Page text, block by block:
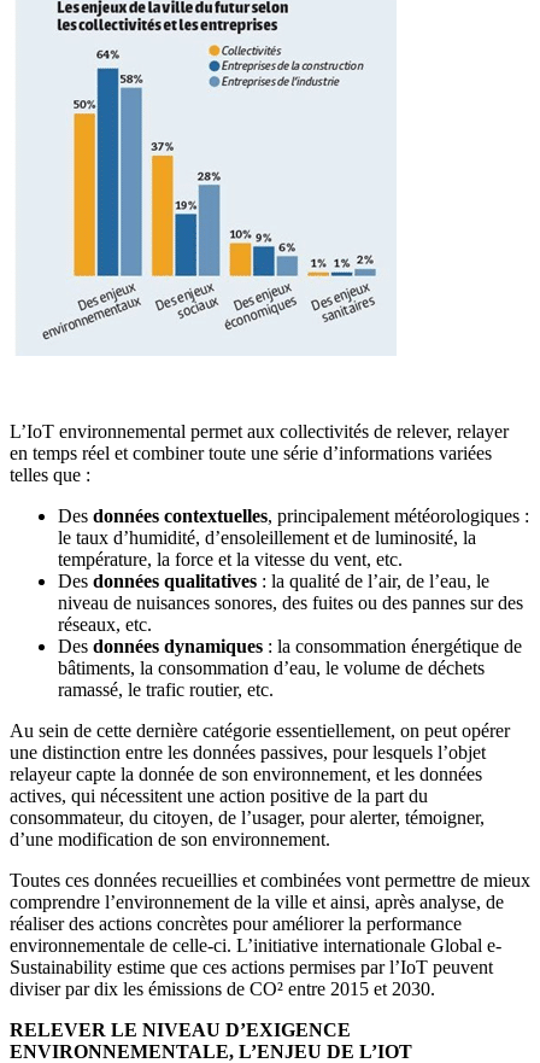
L’IoT environnemental permet aux collectivités de relever, relayer
en temps réel et combiner toute une série d’informations variées
telles que :
Des données contextuelles, principalement météorologiques :
le taux d’humidité, d’ensoleillement et de luminosité, la
température, la force et la vitesse du vent, etc.
Des données qualitatives : la qualité de l’air, de l’eau, le
niveau de nuisances sonores, des fuites ou des pannes sur des
réseaux, etc.
Des données dynamiques : la consommation énergétique de
bâtiments, la consommation d’eau, le volume de déchets
ramassé, le trafic routier, etc.
Au sein de cette dernière catégorie essentiellement, on peut opérer
une distinction entre les données passives, pour lesquels l’objet
relayeur capte la donnée de son environnement, et les données
actives, qui nécessitent une action positive de la part du
consommateur, du citoyen, de l’usager, pour alerter, témoigner,
d’une modification de son environnement.
Toutes ces données recueillies et combinées vont permettre de mieux
comprendre l’environnement de la ville et ainsi, après analyse, de
réaliser des actions concrètes pour améliorer la performance
environnementale de celle-ci. L’initiative internationale Global e-
Sustainability estime que ces actions permises par l’IoT peuvent
diviser par dix les émissions de CO² entre 2015 et 2030.
RELEVER LE NIVEAU D’EXIGENCE
ENVIRONNEMENTALE, L’ENJEU DE L’IOT